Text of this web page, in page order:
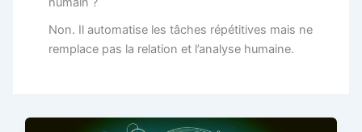
Non. Il automatise les tâches répétitives mais ne
remplace pas la relation et l’analyse humaine.